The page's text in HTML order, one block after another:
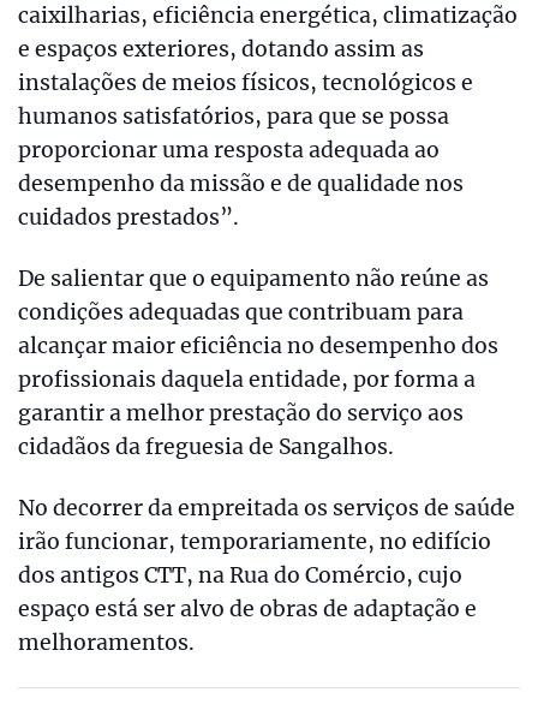
caixilharias, eficiência energética, climatização
e espaços exteriores, dotando assim as
instalações de meios físicos, tecnológicos e
humanos satisfatórios, para que se possa
proporcionar uma resposta adequada ao
desempenho da missão e de qualidade nos
cuidados prestados”.
De salientar que o equipamento não reúne as
condições adequadas que contribuam para
alcançar maior eficiência no desempenho dos
profissionais daquela entidade, por forma a
garantir a melhor prestação do serviço aos
cidadãos da freguesia de Sangalhos.
No decorrer da empreitada os serviços de saúde
irão funcionar, temporariamente, no edifício
dos antigos CTT, na Rua do Comércio, cujo
espaço está ser alvo de obras de adaptação e
melhoramentos.